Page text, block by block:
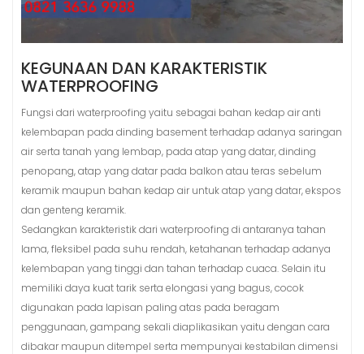
KEGUNAAN DAN KARAKTERISTIK
WATERPROOFING
Fungsi dari waterproofing yaitu sebagai bahan kedap air anti
kelembapan pada dinding basement terhadap adanya saringan
air serta tanah yang lembap, pada atap yang datar, dinding
penopang, atap yang datar pada balkon atau teras sebelum
keramik maupun bahan kedap air untuk atap yang datar, ekspos
dan genteng keramik.
Sedangkan karakteristik dari waterproofing di antaranya tahan
lama, fleksibel pada suhu rendah, ketahanan terhadap adanya
kelembapan yang tinggi dan tahan terhadap cuaca. Selain itu
memiliki daya kuat tarik serta elongasi yang bagus, cocok
digunakan pada lapisan paling atas pada beragam
penggunaan, gampang sekali diaplikasikan yaitu dengan cara
dibakar maupun ditempel serta mempunyai kestabilan dimensi